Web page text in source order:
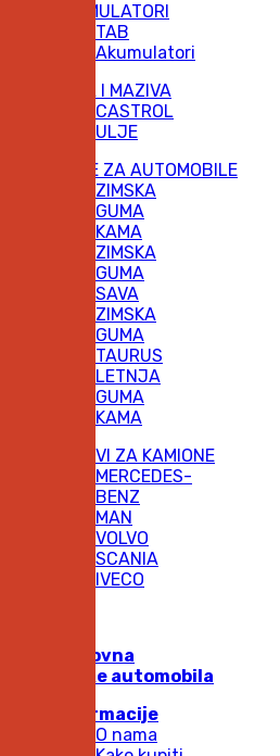
AKUMULATORI
TAB
Akumulatori
ULJA I MAZIVA
CASTROL
ULJE
GUME ZA AUTOMOBILE
ZIMSKA
GUMA
KAMA
ZIMSKA
GUMA
SAVA
ZIMSKA
GUMA
TAURUS
LETNJA
GUMA
KAMA
DELOVI ZA KAMIONE
MERCEDES-
BENZ
MAN
VOLVO
SCANIA
IVECO
Naslovna
Marke automobila
Informacije
O nama